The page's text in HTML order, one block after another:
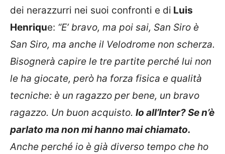
dei nerazzurri nei suoi confronti e di Luis
Henrique: “E’ bravo, ma poi sai, San Siro è
San Siro, ma anche il Velodrome non scherza.
Bisognerà capire le tre partite perché lui non
le ha giocate, però ha forza fisica e qualità
tecniche: è un ragazzo per bene, un bravo
ragazzo. Un buon acquisto. Io all’Inter? Se n’è
parlato ma non mi hanno mai chiamato.
Anche perché io è già diverso tempo che ho